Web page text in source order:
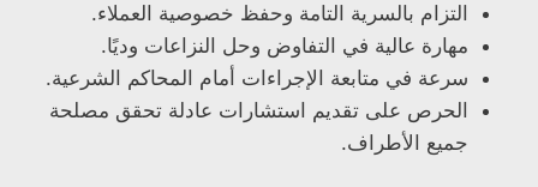
التزام بالسرية التامة وحفظ خصوصية العملاء.
مهارة عالية في التفاوض وحل النزاعات وديًا.
سرعة في متابعة الإجراءات أمام المحاكم الشرعية.
الحرص على تقديم استشارات عادلة تحقق مصلحة
جميع الأطراف.